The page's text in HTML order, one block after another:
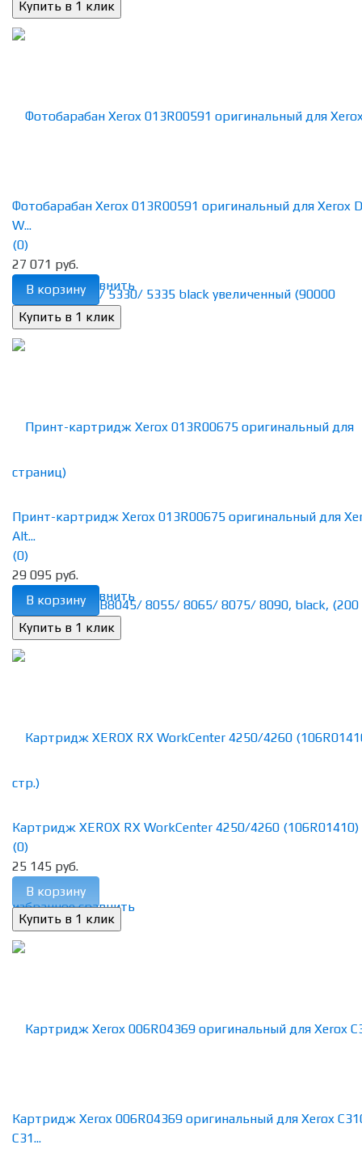
избранное сравнить
Фотобарабан Xerox 013R00591 оригинальный для Xerox
W...
(0)
27 071 руб.
В корзину
избранное сравнить
Принт-картридж Xerox 013R00675 оригинальный для
Alt...
(0)
29 095 руб.
В корзину
избранное сравнить
Картридж XEROX RX WorkCenter 4250/4260
(0)
25 145 руб.
В корзину
Картридж Xerox 006R04369 оригинальный для Xerox
C31...